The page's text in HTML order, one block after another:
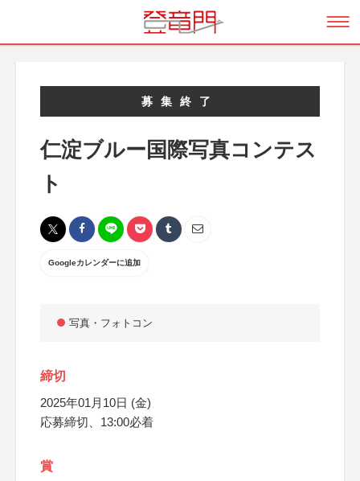
募集終了
仁淀ブルー国際写真コンテス
ト
Googleカレンダーに追加
写真・フォトコン
締切
2025年01月10日 (金)
応募締切、13:00必着
賞